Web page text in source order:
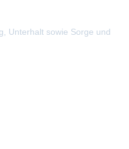
Unterhalt sowie Sorge und